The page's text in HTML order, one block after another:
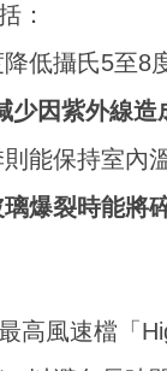
：
低攝氏5至8
少因紫外線造
能保持室內
爆裂時能將
高風速檔「